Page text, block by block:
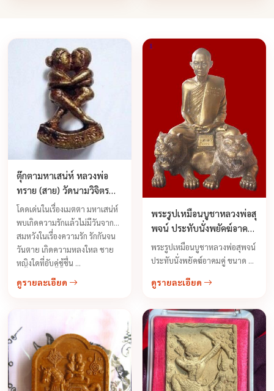
ตุ๊กตามหาเสน่ห์ หลวงพ่อ
ทราย (สาย) วัดนามวิจิตร
จ.ศรีสะเกษ
โดดเด่นในเรื่องเมตตา มหาเสน่ห์
พบเกิดความรักแล้วไม่มีวันจาก
สมหวังในเรื่องความรัก รักกันจน
วันตาย เกิดความหลงใหล ชาย
หญิงใดที่อับคู่ชู้ชื่น ...
ดูรายละเอียด
พระรูปเหมือนบูชาหลวงพ่อสุ
พจน์ ประทับนั่งพยัคฆ์อาคม
คู่ ขนาด 5 นิ้ว
พระรูปเหมือนบูชาหลวงพ่อสุพจน์
ประทับนั่งพยัคฆ์อาคมคู่ ขนาด 5
คม,เส้นเกศา,จีวร,ตะกรุดคู่
กรรมฐาน,ผงว่านมหาเศรษฐี,ผง
ชานหมาก,พระธาตุ,เหรียญดภค
ทรัพย์
ดูรายละเอียด